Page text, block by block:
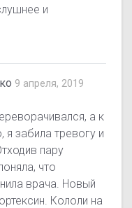
и
9 апреля, 2019
а к
я забила тревогу и
пару
что
врача. Новый
Кололи на